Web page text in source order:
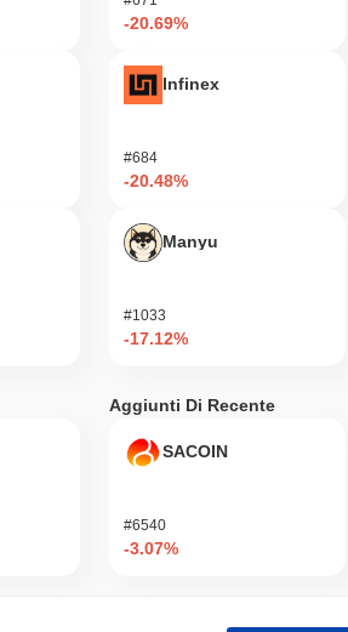
-20.69%
Infinex
#684
-20.48%
Manyu
#1033
-17.12%
Aggiunti Di Recente
SACOIN
#6540
-3.07%